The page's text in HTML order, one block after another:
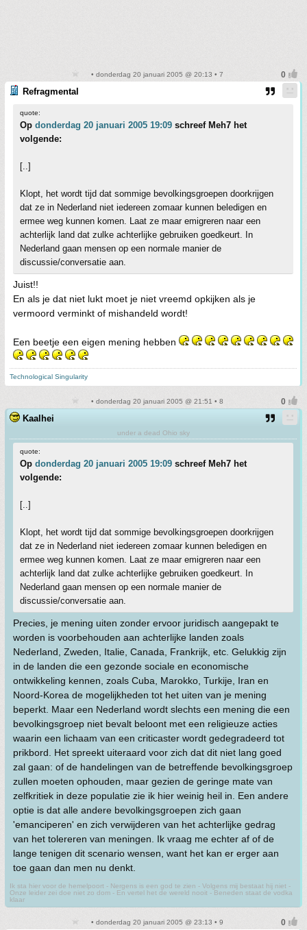
• donderdag 20 januari 2005 @ 20:13 • 7
Refragmental
quote:
Op donderdag 20 januari 2005 19:09 schreef Meh7 het
volgende:
[..]
Klopt, het wordt tijd dat sommige bevolkingsgroepen doorkrijgen
dat ze in Nederland niet iedereen zomaar kunnen beledigen en
ermee weg kunnen komen. Laat ze maar emigreren naar een
achterlijk land dat zulke achterlijke gebruiken goedkeurt. In
Nederland gaan mensen op een normale manier de
discussie/conversatie aan.
Juist!!
En als je dat niet lukt moet je niet vreemd opkijken als je
vermoord verminkt of mishandeld wordt!
Een beetje een eigen mening hebben
Technological Singularity
• donderdag 20 januari 2005 @ 21:51 • 8
Kaalhei
under a dead Ohio sky
quote:
Op donderdag 20 januari 2005 19:09 schreef Meh7 het
volgende:
[..]
Klopt, het wordt tijd dat sommige bevolkingsgroepen doorkrijgen
dat ze in Nederland niet iedereen zomaar kunnen beledigen en
ermee weg kunnen komen. Laat ze maar emigreren naar een
achterlijk land dat zulke achterlijke gebruiken goedkeurt. In
Nederland gaan mensen op een normale manier de
discussie/conversatie aan.
Precies, je mening uiten zonder ervoor juridisch aangepakt te
worden is voorbehouden aan achterlijke landen zoals
Nederland, Zweden, Italie, Canada, Frankrijk, etc. Gelukkig zijn
in de landen die een gezonde sociale en economische
ontwikkeling kennen, zoals Cuba, Marokko, Turkije, Iran en
Noord-Korea de mogelijkheden tot het uiten van je mening
beperkt. Maar een Nederland wordt slechts een mening die een
bevolkingsgroep niet bevalt beloont met een religieuze acties
waarin een lichaam van een criticaster wordt gedegradeerd tot
prikbord. Het spreekt uiteraard voor zich dat dit niet lang goed
zal gaan: of de handelingen van de betreffende bevolkingsgroep
zullen moeten ophouden, maar gezien de geringe mate van
zelfkritiek in deze populatie zie ik hier weinig heil in. Een andere
optie is dat alle andere bevolkingsgroepen zich gaan
'emanciperen' en zich verwijderen van het achterlijke gedrag
van het tolereren van meningen. Ik vraag me echter af of de
lange tenigen dit scenario wensen, want het kan er erger aan
toe gaan dan men nu denkt.
Ik sta hier voor de hemelpoort - Nergens is een god te zien - Volgens mij bestaat hij niet -
Onze leider zei doe niet zo dom - En vertel het de wereld nooit - Beneden staat de vodka
klaar
• donderdag 20 januari 2005 @ 23:13 • 9